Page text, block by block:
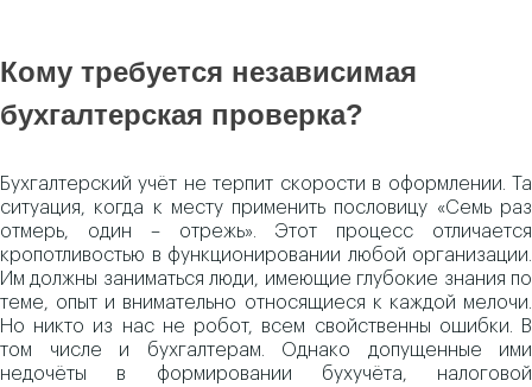
Кому требуется независимая
бухгалтерская проверка?
Бухгалтерский учёт не терпит скорости в оформлении. Та
ситуация, когда к месту применить пословицу «Семь раз
отмерь, один – отрежь». Этот процесс отличается
кропотливостью в функционировании любой организации.
Им должны заниматься люди, имеющие глубокие знания по
теме, опыт и внимательно относящиеся к каждой мелочи.
Но никто из нас не робот, всем свойственны ошибки. В
том числе и бухгалтерам. Однако допущенные ими
недочёты в формировании бухучёта, налоговой